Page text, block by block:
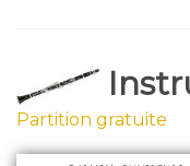
Partition gratuite